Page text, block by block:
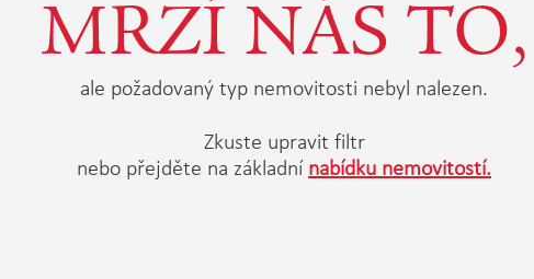
MRZÍ NÁS TO,
ale požadovaný typ nemovitosti nebyl nalezen.
Zkuste upravit filtr
nebo přejděte na základní nabídku nemovitostí.